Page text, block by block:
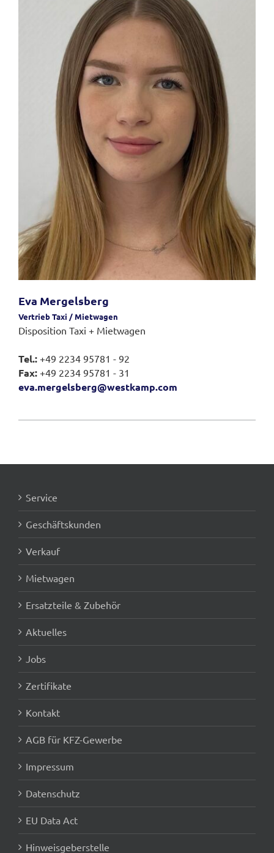
Eva Mergelsberg
Vertrieb Taxi / Mietwagen
Disposition Taxi + Mietwagen
Tel.: +49 2234 95781 - 92
Fax: +49 2234 95781 - 31
eva.mergelsberg@westkamp.com
Service
Geschäftskunden
Verkauf
Mietwagen
Ersatzteile & Zubehör
Aktuelles
Jobs
Zertifikate
Kontakt
AGB für KFZ-Gewerbe
Impressum
Datenschutz
EU Data Act
Hinweisgeberstelle